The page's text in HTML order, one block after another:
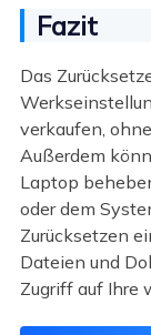
Fazit
Das
verkaufen,
Außerdem
Laptop
oder dem
Zurücksetzen
Dateien und
Zugriff auf Ihre